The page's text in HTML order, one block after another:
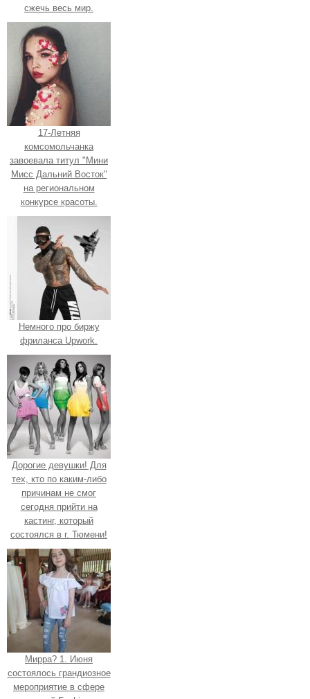
сжечь весь мир.
17-Летняя
комсомольчанка
завоевала титул "Мини
Мисс Дальний Восток"
на региональном
конкурсе красоты.
Немного про биржу
фриланса Upwork.
Дорогие девушки! Для
тех, кто по каким-либо
причинам не смог
сегодня прийти на
кастинг, который
состоялся в г. Тюмени!
Мирра? 1. Июня
состоялось грандиозное
мероприятие в сфере